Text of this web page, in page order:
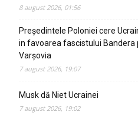
8 august 2026, 01:56
Președintele Poloniei cere
in favoarea fascistului Bandera
Varșovia
7 august 2026, 19:07
Musk dă Niet Ucrainei
7 august 2026, 19:02